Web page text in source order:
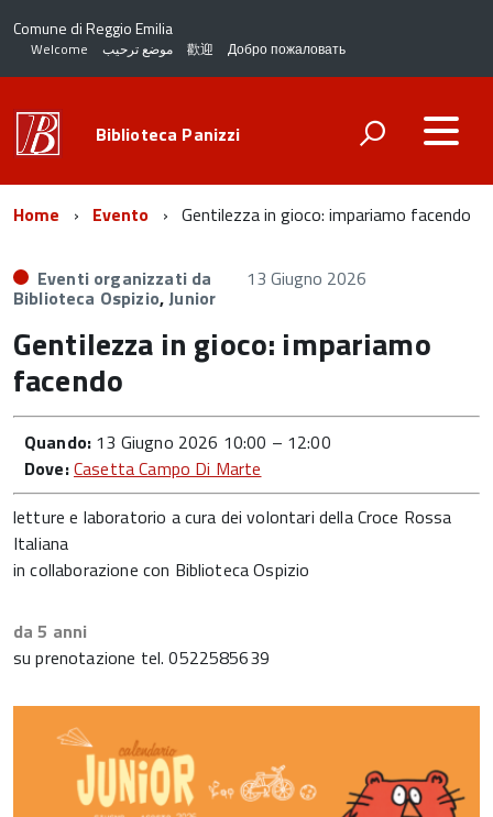
Comune di Reggio Emilia
Welcome موضع ترحيب 歡迎 Добро пожаловать
Biblioteca Panizzi
Home Evento Gentilezza in gioco: impariamo facendo
Eventi organizzati da
Biblioteca Ospizio,Junior
13 Giugno 2026
Gentilezza in gioco: impariamo
facendo
Quando: 13 Giugno 2026 10:00 – 12:00
Dove:Casetta Campo Di Marte
letture e laboratorio a cura dei volontari della Croce Rossa
Italiana
in collaborazione con Biblioteca Ospizio
da 5 anni
su prenotazione tel. 0522585639